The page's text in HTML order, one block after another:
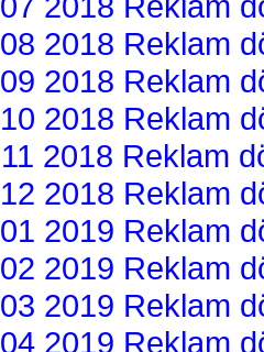
08 2018 Reklam
09 2018 Reklam
10 2018 Reklam
11 2018 Reklam
12 2018 Reklam
01 2019 Reklam
02 2019 Reklam
03 2019 Reklam
04 2019 Reklam